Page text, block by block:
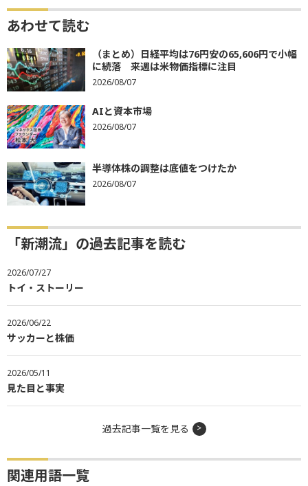
あわせて読む
（まとめ）日経平均は76円安の65,606円で小幅
に続落 来週は米物価指標に注目
2026/08/07
AIと資本市場
2026/08/07
半導体株の調整は底値をつけたか
2026/08/07
「新潮流」の過去記事を読む
2026/07/27
トイ・ストーリー
2026/06/22
サッカーと株価
2026/05/11
見た目と事実
過去記事一覧を見る
関連用語一覧